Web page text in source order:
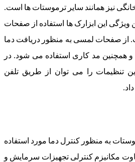
نیز همانند سایر ترموستات ها است.
ویژگی این ابزارک ها استفاده از صفحات
صفحات لمسی به منظور دریافت دما
و همچنین مد کاری استفاده می شود. در
تنظیمات را می توان از طریق تلفن
به منظور کنترل دما مورد استفاده
مکانیزم کنترلی تجهیزات سرمایش و